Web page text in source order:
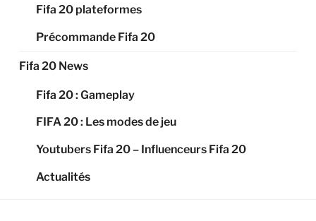
Fifa 20 plateformes
Précommande Fifa 20
Fifa 20 News
Fifa 20 : Gameplay
FIFA 20 : Les modes de jeu
Youtubers Fifa 20 – Influenceurs Fifa 20
Actualités